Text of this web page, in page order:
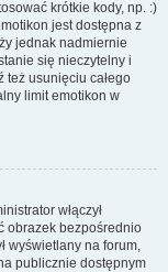
krótkie kody, np. :)
jest dostępna z
jednak nadmiernie
się nieczytelny i
usunięciu całego
limit emotikon w
włączył
obrazek bezpośrednio
wyświetlany na forum,
publicznie dostępnym